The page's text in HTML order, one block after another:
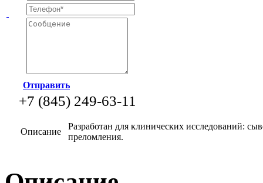
Отправить
+7 (845) 249-63-11
Описание
Разработан для клинических исследований:
преломления.